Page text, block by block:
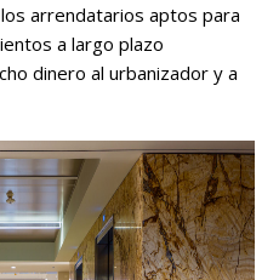
arrendatarios aptos para
a largo plazo
dinero al urbanizador y a